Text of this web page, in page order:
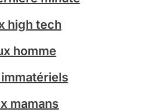
high tech
homme
mamans